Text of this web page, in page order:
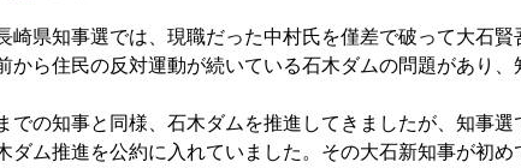
県知事選では、現職だった中村氏を僅差で破って大石賢
ら住民の反対運動が続いている石木ダムの問題があり、
の知事と同様、石木ダムを推進してきましたが、知事選
ダム推進を公約に入れていました。その大石新知事が初